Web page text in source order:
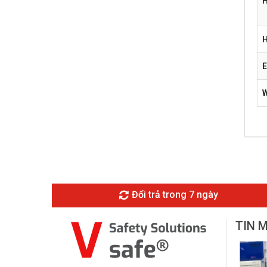
Đổi trả trong 7 ngày
TIN